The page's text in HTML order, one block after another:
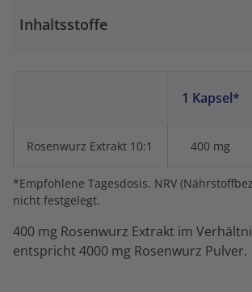
Inhaltsstoffe
1 Kapsel*
Rosenwurz Extrakt 10:1 400 mg
*Empfohlene Tagesdosis. NRV
nicht festgelegt.
400 mg Rosenwurz Extrakt im
entspricht 4000 mg Rosenwurz Pulver.